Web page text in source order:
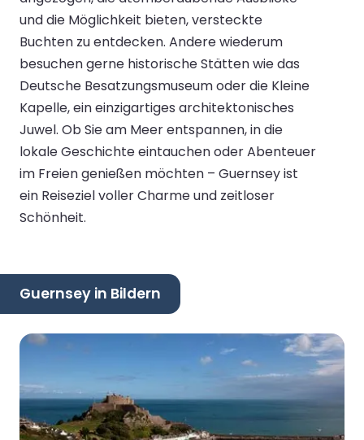
und die Möglichkeit bieten, versteckte
Buchten zu entdecken. Andere wiederum
besuchen gerne historische Stätten wie das
Deutsche Besatzungsmuseum oder die Kleine
Kapelle, ein einzigartiges architektonisches
Juwel. Ob Sie am Meer entspannen, in die
lokale Geschichte eintauchen oder Abenteuer
im Freien genießen möchten – Guernsey ist
ein Reiseziel voller Charme und zeitloser
Schönheit.
Guernsey in Bildern